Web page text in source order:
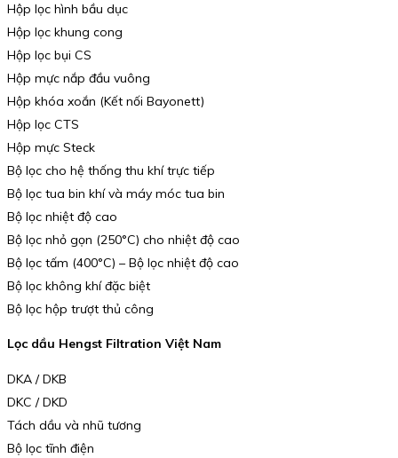
Hộp lọc hình bầu dục
Hộp lọc khung cong
Hộp lọc bụi CS
Hộp mực nắp đầu vuông
Hộp khóa xoắn (Kết nối Bayonett)
Hộp lọc CTS
Hộp mực Steck
Bộ lọc cho hệ thống thu khí trực tiếp
Bộ lọc tua bin khí và máy móc tua bin
Bộ lọc nhiệt độ cao
Bộ lọc nhỏ gọn (250°C) cho nhiệt độ cao
Bộ lọc tấm (400°C) – Bộ lọc nhiệt độ cao
Bộ lọc không khí đặc biệt
Bộ lọc hộp trượt thủ công
Lọc dầu Hengst Filtration Việt Nam
DKA / DKB
DKC / DKD
Tách dầu và nhũ tương
Bộ lọc tĩnh điện